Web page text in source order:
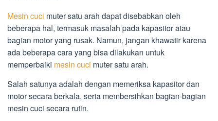
Mesin cuci muter satu arah dapat disebabkan oleh
beberapa hal, termasuk masalah pada kapasitor atau
bagian motor yang rusak. Namun, jangan khawatir karena
ada beberapa cara yang bisa dilakukan untuk
memperbaiki mesin cuci muter satu arah.
Salah satunya adalah dengan memeriksa kapasitor dan
motor secara berkala, serta membersihkan bagian-bagian
mesin cuci secara rutin.